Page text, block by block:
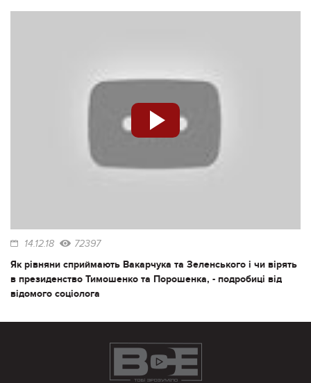
14.12.18 72397
Як рівняни сприймають Вакарчука та Зеленського і чи вірять
в президенство Тимошенко та Порошенка, - подробиці від
відомого соціолога